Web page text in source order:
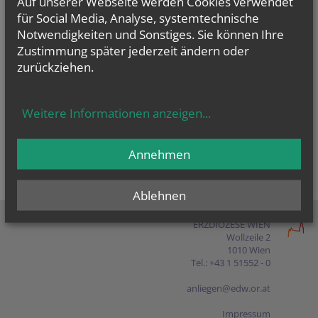
Presse
Shop
ERZDIÖZESE WIEN
Wollzeile 2
1010 Wien
Tel.: +43 1 51552 - 0
anliegen@edw.or.at
Impressum
für Social Media, Analyse, systemtechnische
Notwendigkeiten und Sonstiges. Sie können Ihre
Zustimmung später jederzeit ändern oder
zurückziehen.
Weitere Informationen anzeigen...
Ablehnen
Annehmen